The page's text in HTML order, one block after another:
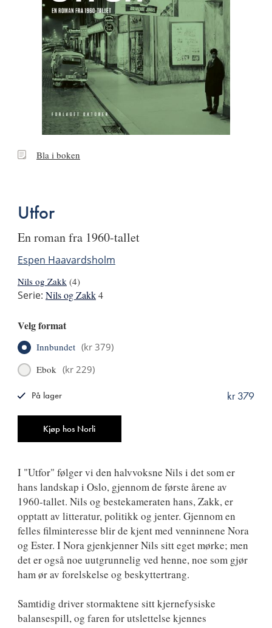
BlaBla i boken
Utfor
en roman fra 1960-tallet
Espen Haavardsholm
Nils og Zakk (4)
Serie: Nils og Zakk4
Velg format
Innbundet (kr 379)
Ebok (kr 229)
Kjøp hos Norli
kr 379
På lager
I "Utfor" følger vi den halvvoksne Nils i det som er
hans landskap i Oslo, gjennom de første årene av
1960-tallet. Nils og bestekameraten hans, Zakk, er
opptatt av litteratur, politikk og jenter. Gjennom en
felles filminteresse blir de kjent med venninnene Nora
og Ester. I Nora gjenkjenner Nils sitt eget mørke; men
det er også noe uutgrunnelig ved henne, noe som gjør
ham ør av forelskelse og beskyttertrang.
Samtidig driver stormaktene sitt kjernefysiske
balansespill, og faren for utslettelse kjennes